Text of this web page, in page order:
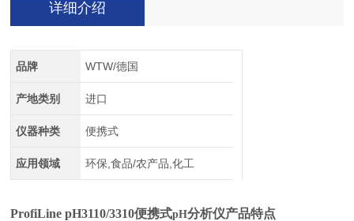
详细介绍
品牌 WTW/德国
产地类别 进口
仪器种类 便携式
应用领域 环保,食品/农产品,化工
ProfiLine pH3110/3310便携式pH分析仪产品特点